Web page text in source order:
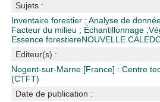
Sujets :
Inventaire forestier ;Analyse de
Facteur du milieu ; Échantillonnage ;
Essence forestiereNOUVELLE
Editeur(s) :
Nogent-sur-Marne [France] : Centre
(CTFT)
Date de publication :